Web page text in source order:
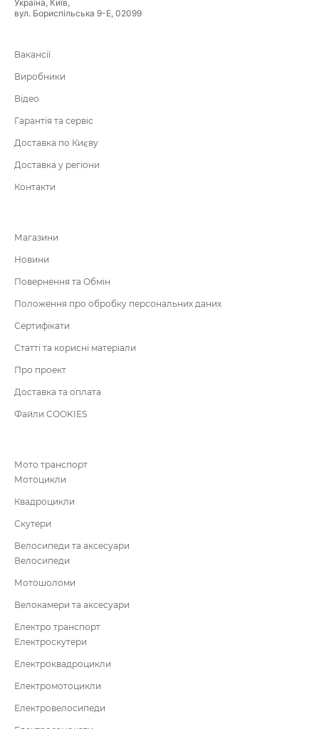
Україна, Київ,
вул. Бориспільська 9-Е, 02099
Вакансії
Виробники
Відео
Гарантія та сервіс
Доставка по Києву
Доставка у регіони
Контакти
Магазини
Новини
Повернення та Обмін
Положення про обробку персональних даних
Сертифікати
Статті та корисні матеріали
Про проект
Доставка та оплата
Файли COOKIES
Мото транспорт
Мотоцикли
Квадроцикли
Скутери
Велосипеди та аксесуари
Велосипеди
Мотошоломи
Велокамери та аксесуари
Електро транспорт
Електроскутери
Електроквадроцикли
Електромотоцикли
Електровелосипеди